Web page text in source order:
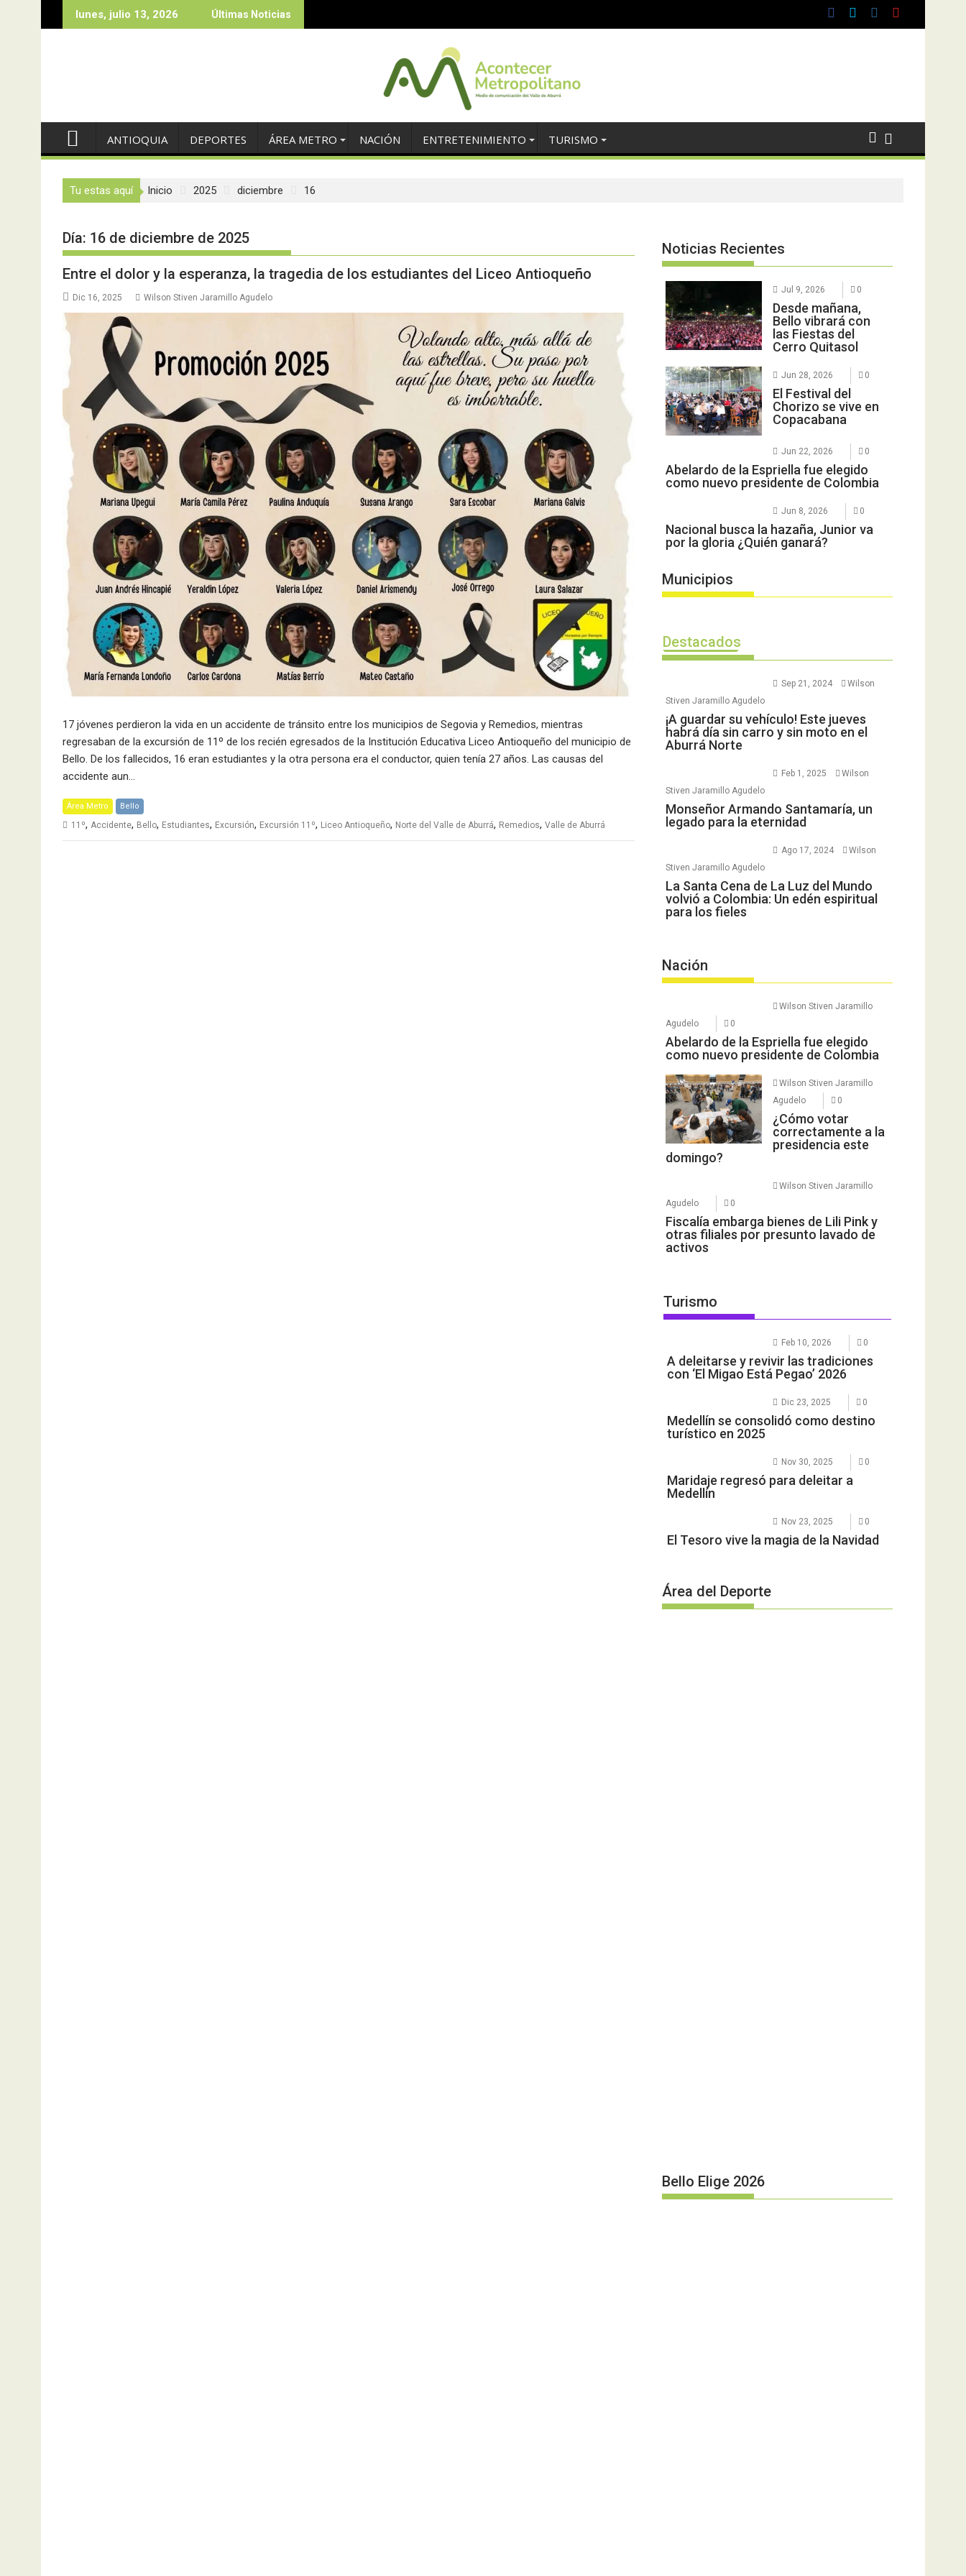
lunes, julio 13, 2026 Últimas Noticias
ANTIOQUIA DEPORTES ÁREA METRO NACIÓN ENTRETENIMIENTO TURISMO
Tu estas aquí Inicio 2025 diciembre 16
Día: 16 de diciembre de 2025
Entre el dolor y la esperanza, la tragedia de los estudiantes del Liceo Antioqueño
Dic 16, 2025 Wilson Stiven Jaramillo Agudelo
17 jóvenes perdieron la vida en un accidente de tránsito entre los municipios de Segovia y Remedios, mientras
regresaban de la excursión de 11º de los recién egresados de la Institución Educativa Liceo Antioqueño del municipio de
Bello. De los fallecidos, 16 eran estudiantes y la otra persona era el conductor, quien tenía 27 años. Las causas del
accidente aun…
Área Metro Bello
11º, Accidente, Bello, Estudiantes, Excursión, Excursión 11º, Liceo Antioqueño, Norte del Valle de Aburrá, Remedios, Valle de Aburrá
Noticias Recientes
Jul 9, 2026 0
Desde mañana,
Bello vibrará con
las Fiestas del
Cerro Quitasol
Jun 28, 2026 0
El Festival del
Chorizo se vive en
Copacabana
Jun 22, 2026 0
Abelardo de la Espriella fue elegido
como nuevo presidente de Colombia
Jun 8, 2026 0
Nacional busca la hazaña, Junior va
por la gloria ¿Quién ganará?
Municipios
Destacados
Sep 21, 2024
Wilson
Stiven Jaramillo Agudelo
¡A guardar su vehículo! Este jueves
habrá día sin carro y sin moto en el
Aburrá Norte
Feb 1, 2025
Wilson
Stiven Jaramillo Agudelo
Monseñor Armando Santamaría, un
legado para la eternidad
Ago 17, 2024
Wilson
Stiven Jaramillo Agudelo
La Santa Cena de La Luz del Mundo
volvió a Colombia: Un edén espiritual
para los fieles
Nación
Wilson Stiven Jaramillo
Agudelo
0
Abelardo de la Espriella fue elegido
como nuevo presidente de Colombia
Wilson Stiven Jaramillo
Agudelo
0
¿Cómo votar
correctamente a la
presidencia este
domingo?
Wilson Stiven Jaramillo
Agudelo
0
Fiscalía embarga bienes de Lili Pink y
otras filiales por presunto lavado de
activos
Turismo
Feb 10, 2026 0
A deleitarse y revivir las tradiciones
con ‘El Migao Está Pegao’ 2026
Dic 23, 2025 0
Medellín se consolidó como destino
turístico en 2025
Nov 30, 2025 0
Maridaje regresó para deleitar a
Medellín
Nov 23, 2025 0
El Tesoro vive la magia de la Navidad
Área del Deporte
Bello Elige 2026